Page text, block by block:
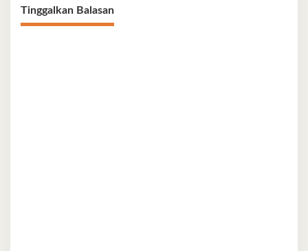
Tinggalkan Balasan